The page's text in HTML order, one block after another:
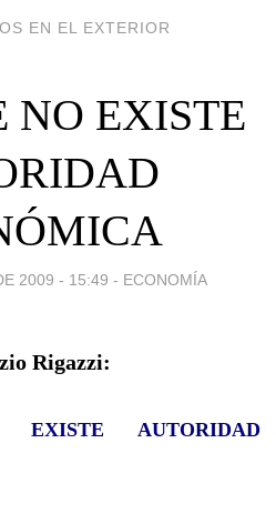
EN EL EXTERIOR
NO EXISTE
2009 - 15:49 - ECONOMÍA
Rigazzi:
AUTORIDAD